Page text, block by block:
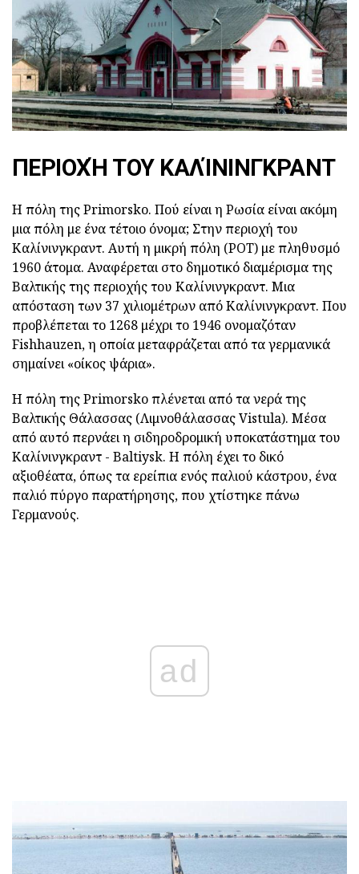
ΠΕΡΙΟΧΉ ΤΟΥ ΚΑΛΊΝΙΝΓΚΡΑΝΤ
Η πόλη της Primorsko. Πού είναι η Ρωσία είναι ακόμη
μια πόλη με ένα τέτοιο όνομα; Στην περιοχή του
Καλίνινγκραντ. Αυτή η μικρή πόλη (ΡΟΤ) με πληθυσμό
1960 άτομα. Αναφέρεται στο δημοτικό διαμέρισμα της
Βαλτικής της περιοχής του Καλίνινγκραντ. Μια
απόσταση των 37 χιλιομέτρων από Καλίνινγκραντ. Που
προβλέπεται το 1268 μέχρι το 1946 ονομαζόταν
Fishhauzen, η οποία μεταφράζεται από τα γερμανικά
σημαίνει «οίκος ψάρια».
Η πόλη της Primorsko πλένεται από τα νερά της
Βαλτικής Θάλασσας (Λιμνοθάλασσας Vistula). Μέσα
από αυτό περνάει η σιδηροδρομική υποκατάστημα του
Καλίνινγκραντ - Baltiysk. Η πόλη έχει το δικό
αξιοθέατα, όπως τα ερείπια ενός παλιού κάστρου, ένα
παλιό πύργο παρατήρησης, που χτίστηκε πάνω
Γερμανούς.
ad